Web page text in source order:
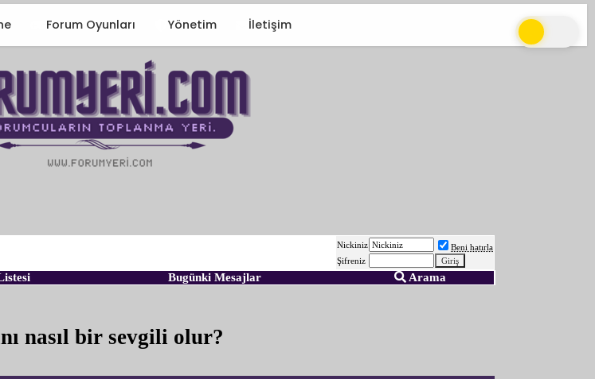
Forum Oyunları Yönetim İletişim
Nickiniz
Beni hatırla
Şifreniz
Bugünki Mesajlar Arama
nasıl bir sevgili olur?